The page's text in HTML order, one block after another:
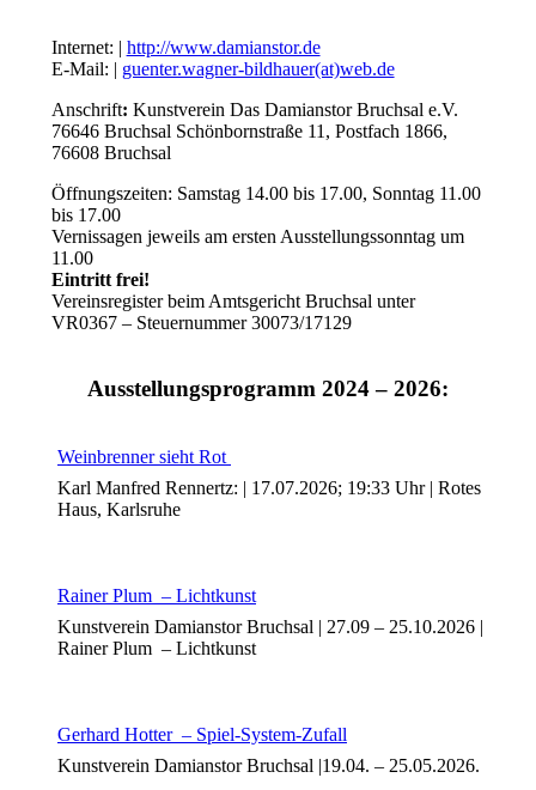
Internet: | http://www.damianstor.de
E-Mail: | guenter.wagner-bildhauer(at)web.de
Anschrift: Kunstverein Das Damianstor Bruchsal e.V.
76646 Bruchsal Schönbornstraße 11, Postfach 1866,
76608 Bruchsal
Öffnungszeiten: Samstag 14.00 bis 17.00, Sonntag 11.00
bis 17.00
Vernissagen jeweils am ersten Ausstellungssonntag um
11.00
Eintritt frei!
Vereinsregister beim Amtsgericht Bruchsal unter
VR0367 – Steuernummer 30073/17129
Ausstellungsprogramm 2024 – 2026:
Weinbrenner sieht Rot
Karl Manfred Rennertz: | 17.07.2026; 19:33 Uhr | Rotes
Haus, Karlsruhe
Rainer Plum – Lichtkunst
Kunstverein Damianstor Bruchsal | 27.09 – 25.10.2026 |
Rainer Plum – Lichtkunst
Gerhard Hotter – Spiel-System-Zufall
Kunstverein Damianstor Bruchsal |19.04. – 25.05.2026.